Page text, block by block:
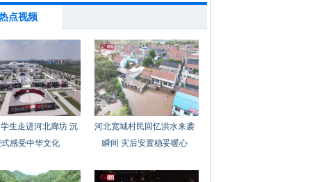
点视频
生走进河北廊坊 沉
感受中华文化
河北宽城村民回忆洪水来袭
瞬间 灾后安置稳妥暖心